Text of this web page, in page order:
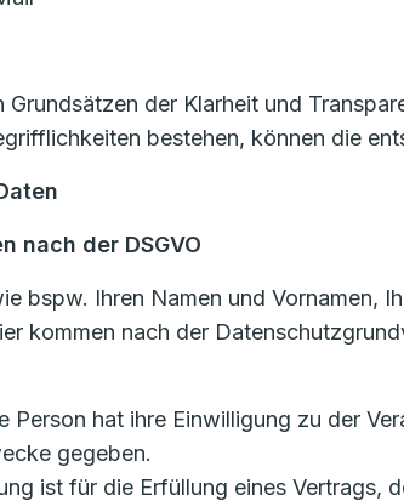
der Klarheit und
bestehen, können die
nach der DSGVO
bspw. Ihren Namen und Vornamen,
kommen nach der
Person hat ihre Einwilligung zu der
gegeben.
ist für die Erfüllung eines